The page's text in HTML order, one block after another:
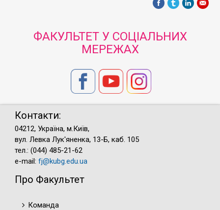
ФАКУЛЬТЕТ У СОЦІАЛЬНИХ
МЕРЕЖАХ
Контакти:
04212, Україна, м.Київ,
вул. Левка Лук'яненка, 13-Б, каб. 105
тел.: (044) 485-21-62
e-mail: fj@kubg.edu.ua
Про Факультет
Команда